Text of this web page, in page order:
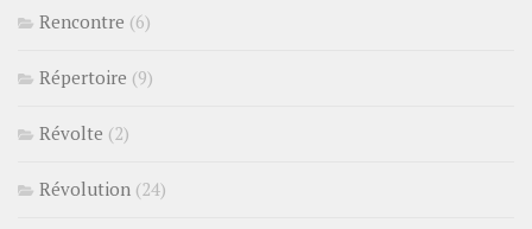
Rencontre (6)
Répertoire (9)
Révolte (2)
Révolution (24)